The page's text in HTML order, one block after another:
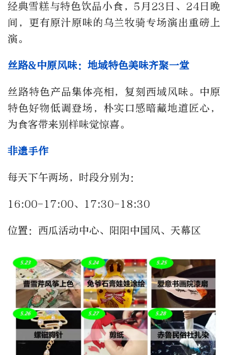
经典雪糕与特色饮品小食，5月23日、24日晚
间，更有原汁原味的乌兰牧骑专场演出重磅上
演。
丝路&中原风味：地域特色美味齐聚一堂
丝路特色产品集体亮相，复刻西域风味。中原
特色好物低调登场，朴实口感暗藏地道匠心，
为食客带来别样味觉惊喜。
非遗手作
每天下午两场，时段分别为：
16:00-17:00、17:30-18:30
位置：西瓜活动中心、阳阳中国风、天幕区